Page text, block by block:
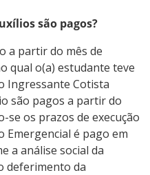
são pagos?
a partir do mês de
qual o(a) estudante teve
Ingressante Cotista
são pagos a partir do
se os prazos de execução
Emergencial é pago em
a análise social da
deferimento da